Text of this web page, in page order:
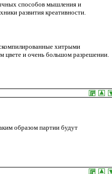
способов мышления и
развития креативности.
хитрыми
цвете и очень большом разрешении.
образом партии будут